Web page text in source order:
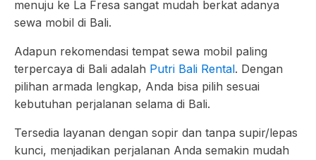
menuju ke La Fresa sangat mudah berkat adanya
sewa mobil di Bali.
Adapun rekomendasi tempat sewa mobil paling
terpercaya di Bali adalah Putri Bali Rental. Dengan
pilihan armada lengkap, Anda bisa pilih sesuai
kebutuhan perjalanan selama di Bali.
Tersedia layanan dengan sopir dan tanpa supir/lepas
kunci, menjadikan perjalanan Anda semakin mudah